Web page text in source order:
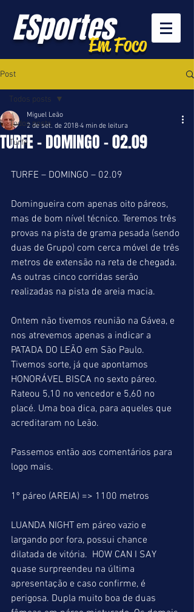
ESportesEm Foco
Post
Todos posts
Turfe
Todos posts
TURFE - DOMINGO - 02.09
Miguel Leão
2 de set. de 2018 4 min de leitura
TURFE – DOMINGO – 02.09
Domingueira com apenas oito páreos,
mas de bom nível técnico. Teremos três
provas na pista de grama pesada (sendo
duas de Grupo) com cerca móvel de três
metros de extensão na reta de chegada.
As outras cinco corridas serão
realizadas na pista de areia macia.
Ontem não tivemos reunião na Gávea, e
nos atrevemos apenas a indicar a
PATADA DO LEÃO em São Paulo.
Tivemos sorte, já que apontamos
HONORÁVEL BISCA no sexto páreo.
Rateou 5,10 no vencedor e 5,60 no
placé. Uma boa dica, para aqueles que
acreditaram no Leão.
Passemos então aos comentários para
logo mais.
1º páreo (AREIA) => 1100 metros
LUANDA NIGHT em páreo vazio e
largando por fora, possui chance
dilatada de vitória.  HOW CAN I SAY
quase surpreendeu na última
apresentação e caso confirme, é
perigosa. Dupla muito boa de duas